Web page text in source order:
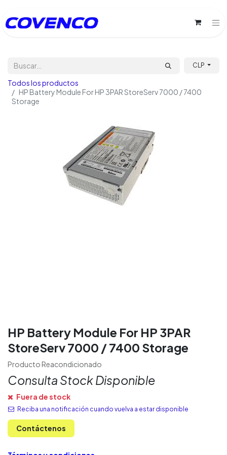
CLP
Todos los productos
HP Battery Module For HP 3PAR StoreServ 7000 / 7400
Storage
HP Battery Module For HP 3PAR
StoreServ 7000 / 7400 Storage
Producto Reacondicionado
Consulta Stock Disponible
Fuera de stock
Reciba una notificación cuando vuelva a estar disponible
Contáctenos